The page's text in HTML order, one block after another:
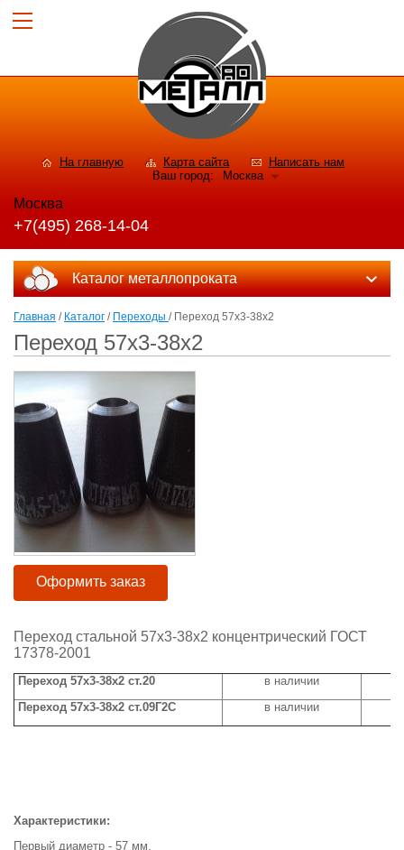
На главную Карта сайта
Написать нам
Ваш город:
Москва
Москва
+7(495) 268-14-04
Каталог металлопроката
Главная / Каталог / Переходы / Переход 57х3-38х2
Переход 57х3-38х2
Оформить заказ
Переход стальной 57х3-38х2 концентрический ГОСТ
17378-2001
Переход 57х3-38х2 ст.20 в наличии
Переход 57х3-38х2 ст.09Г2С
в наличии
Характеристики:
Первый диаметр - 57 мм.